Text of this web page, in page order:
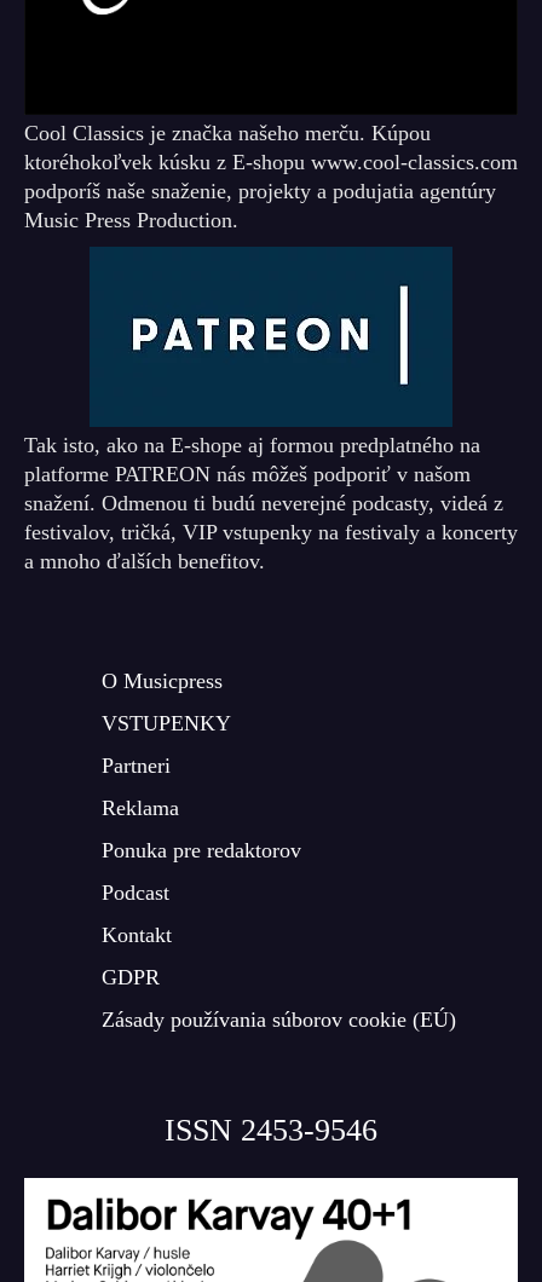
Cool Classics je značka našeho merču. Kúpou
ktoréhokoľvek kúsku z E-shopu www.cool-classics.com
podporíš naše snaženie, projekty a podujatia agentúry
Music Press Production.
Tak isto, ako na E-shope aj formou predplatného na
platforme PATREON nás môžeš podporiť v našom
snažení. Odmenou ti budú neverejné podcasty, videá z
festivalov, tričká, VIP vstupenky na festivaly a koncerty
a mnoho ďalších benefitov.
O Musicpress
VSTUPENKY
Partneri
Reklama
Ponuka pre redaktorov
Podcast
Kontakt
GDPR
Zásady používania súborov cookie (EÚ)
ISSN 2453-9546